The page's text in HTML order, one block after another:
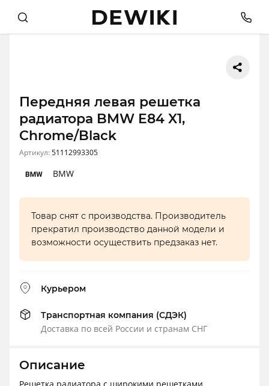
Передняя левая решетка
радиатора BMW E84 X1,
Chrome/Black
Артикул:51112993305
BMW
Товар снят с производства. Производитель
прекратил производство данной модели и
возможности осуществить предзаказ нет.
Курьером
Транспортная компания (СДЭК)
Доставка по всей России и странам СНГ
Описание